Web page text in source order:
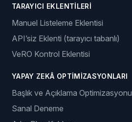
TARAYICI EKLENTILERI
Manuel Listeleme Eklentisi
API’siz Eklenti (tarayıcı tabanlı)
VeRO Kontrol Eklentisi
YAPAY ZEKÂ OPTIMIZASYONLARI
Başlık ve Açıklama Optimizasyonu
Sanal Deneme